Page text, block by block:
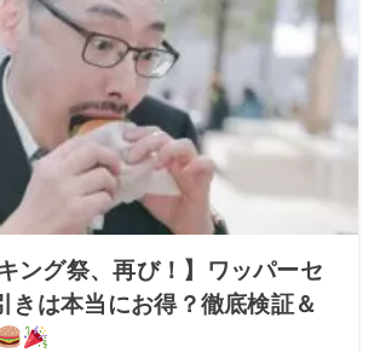
ング祭、再び！】ワッパーセ
きは本当にお得？徹底検証＆